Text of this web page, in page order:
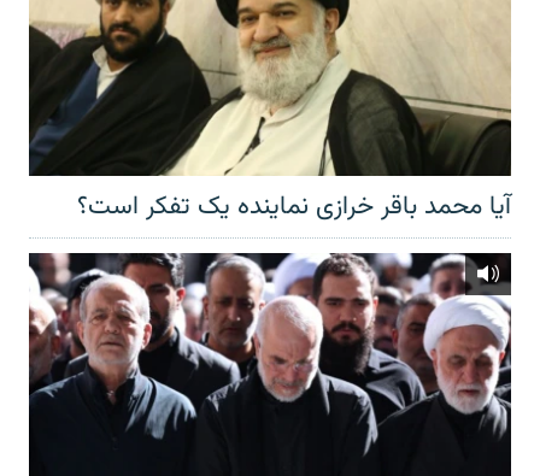
آیا محمد باقر خرازی نماینده یک تفکر است؟